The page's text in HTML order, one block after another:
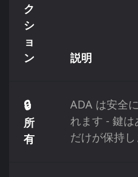
ク
シ
ョ
ン
説明
🔒
所
有
ADA は安全
れます - 鍵は
だけが保持